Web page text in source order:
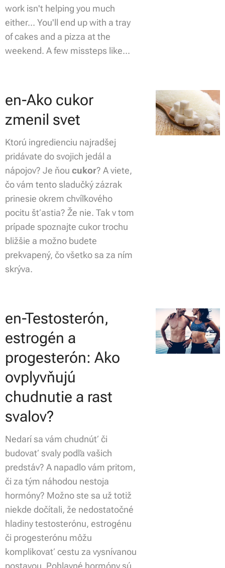
work isn't helping you much
either... You'll end up with a tray
of cakes and a pizza at the
weekend. A few missteps like...
en-Ako cukor
zmenil svet
Ktorú ingredienciu najradšej
pridávate do svojich jedál a
nápojov? Je ňou cukor? A viete,
čo vám tento sladučký zázrak
prinesie okrem chvíľkového
pocitu šťastia? Že nie. Tak v tom
prípade spoznajte cukor trochu
bližšie a možno budete
prekvapený, čo všetko sa za ním
skrýva.
en-Testosterón,
estrogén a
progesterón: Ako
ovplyvňujú
chudnutie a rast
svalov?
Nedarí sa vám chudnúť či
budovať svaly podľa vašich
predstáv? A napadlo vám pritom,
či za tým náhodou nestoja
hormóny? Možno ste sa už totiž
niekde dočítali, že nedostatočné
hladiny testosterónu, estrogénu
či progesterónu môžu
komplikovať cestu za vysnívanou
postavou. Pohlavné hormóny sú